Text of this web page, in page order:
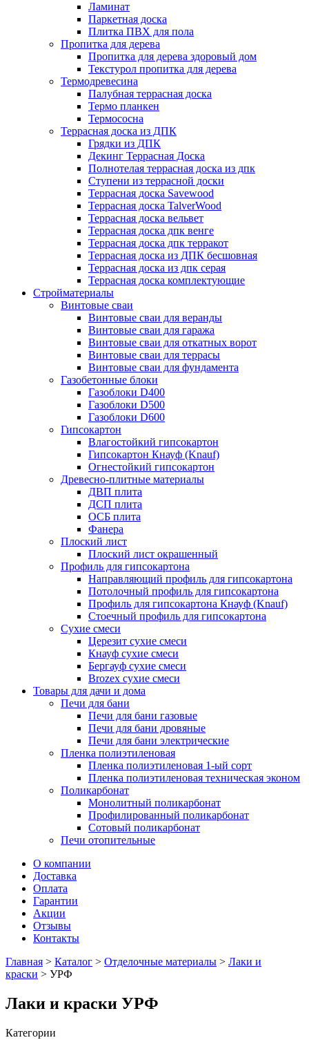
Ламинат
Паркетная доска
Плитка ПВХ для пола
Пропитка для дерева
Пропитка для дерева здоровый дом
Текстурол пропитка для дерева
Термодревесина
Палубная террасная доска
Термо планкен
Термососна
Террасная доска из ДПК
Грядки из ДПК
Декинг Террасная Доска
Полнотелая террасная доска из дпк
Ступени из террасной доски
Террасная доска Savewood
Террасная доска TalverWood
Террасная доска вельвет
Террасная доска дпк венге
Террасная доска дпк терракот
Террасная доска из ДПК бесшовная
Террасная доска из дпк серая
Террасная доска комплектующие
Стройматериалы
Винтовые сваи
Винтовые сваи для веранды
Винтовые сваи для гаража
Винтовые сваи для откатных ворот
Винтовые сваи для террасы
Винтовые сваи для фундамента
Газобетонные блоки
Газоблоки D400
Газоблоки D500
Газоблоки D600
Гипсокартон
Влагостойкий гипсокартон
Гипсокартон Кнауф (Knauf)
Огнестойкий гипсокартон
Древесно-плитные материалы
ДВП плита
ДСП плита
ОСБ плита
Фанера
Плоский лист
Плоский лист окрашенный
Профиль для гипсокартона
Направляющий профиль для гипсокартона
Потолочный профиль для гипсокартона
Профиль для гипсокартона Кнауф (Knauf)
Стоечный профиль для гипсокартона
Сухие смеси
Церезит сухие смеси
Кнауф сухие смеси
Бергауф сухие смеси
Brozex сухие смеси
Товары для дачи и дома
Печи для бани
Печи для бани газовые
Печи для бани дровяные
Печи для бани электрические
Пленка полиэтиленовая
Пленка полиэтиленовая 1-ый сорт
Пленка полиэтиленовая техническая эконом
Поликарбонат
Монолитный поликарбонат
Профилированный поликарбонат
Сотовый поликарбонат
Печи отопительные
О компании
Доставка
Оплата
Гарантии
Акции
Отзывы
Контакты
Главная > Каталог > Отделочные материалы > Лаки и
краски > УРФ
Лаки и краски УРФ
Категории